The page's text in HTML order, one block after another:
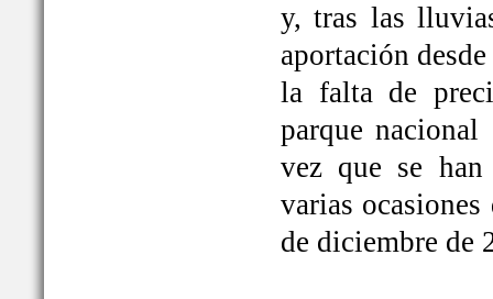
y, tras las
aportación
la falta de
parque
vez que se
varias
de diciembre de